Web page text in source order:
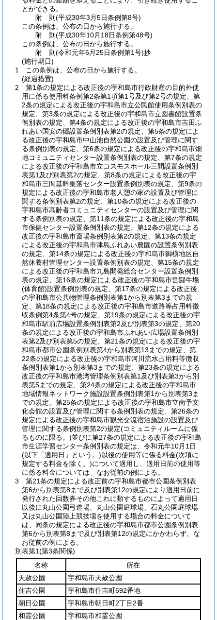
とができる。
附 則(平成30年3月5日条例第8号)
この条例は、公布の日から施行する。
附 則(平成30年10月18日条例第48号)
この条例は、公布の日から施行する。
附 則(令和元年6月25日条例第1号)抄
(施行期日)
1
この条例は、公布の日から施行する。
(経過措置)
2
第1条の規定による改正後の宇和島市行政財産の目的外使
用に係る使用料条例第2条第1項第1号及び第2号の規定、第
2条の規定による改正後の宇和島市立公民館使用条例別表の
規定、第3条の規定による改正後の宇和島市立図書館設置条
例別表の規定、第4条の規定による改正後の宇和島市吉田ふ
れあい国安の郷設置条例別表第2の規定、第5条の規定によ
る改正後の宇和島市中山池自然公園の設置及び管理に関す
る条例別表の規定、第6条の規定による改正後の宇和島市畑
地コミュニティセンター設置条例別表の規定、第7条の規定
による改正後の宇和島市立コスモスホール三間設置条例別
表第1及び別表第2の規定、第8条の規定による改正後の宇
和島市三間基幹集落センター設置条例別表の規定、第9条の
規定による改正後の宇和島市老人憩の家の設置及び管理に
関する条例別表第2の規定、第10条の規定による改正後の
宇和島市高齢者コミュニティセンターの設置及び管理に関
する条例別表の規定、第11条の規定による改正後の宇和島
市保健センター設置条例別表の規定、第12条の規定による
改正後の宇和島市斎場条例別表第2の規定、第13条の規定
による改正後の宇和島市津島ふれあい農園の設置条例別表
の規定、第14条の規定による改正後の宇和島市御槇地区自
然休養村管理センター設置条例別表の規定、第15条の規定
による改正後の宇和島市九島開発総合センター設置条例別
表の規定、第16条の規定による改正後の宇和島市営闘牛場
(体育館)設置条例別表の規定、第17条の規定による改正後
の宇和島市公共物管理条例別表第1から別表第3までの規
定、第18条の規定による改正後の宇和島市道路等占用料徴
収条例第4条第4号の規定、第19条の規定による改正後の宇
和島市駅前広場設置条例別表第2及び別表第3の規定、第20
条の規定による改正後の宇和島市ふれあい広場設置条例別
表第2及び別表第5の規定、第21条の規定による改正後の宇
和島市都市公園条例別表第4から別表第13までの規定、第
22条の規定による改正後の宇和島市河川流水占用料等徴収
条例別表第1から別表第3までの規定、第23条の規定による
改正後の宇和島市港湾管理条例別表第1及び別表第3から別
表第5までの規定、第24条の規定による改正後の宇和島市
地域情報ネットワーク施設設置条例別表第1から別表第3ま
での規定、第25条の規定による改正後の宇和島市立南予文
化会館の設置及び管理に関する条例別表の規定、第26条の
規定による改正後の宇和島市観光交流宿泊施設の設置及び
管理に関する条例別表第2の規定(コミュニティルームに係
るものに限る。)並びに第27条の規定による改正後の宇和島
市生涯学習センター条例別表の規定は、令和元年10月1日
(以下「適用日」という。)以後の使用等に係る料金(次項に
規定する料金を除く。)について適用し、適用日前の使用等
に係る料金については、なお従前の例による。
3
第21条の規定による改正前の宇和島市都市公園条例別表
第6から別表第8まで及び別表第12の規定により適用日前に
発行された回数券その他これに類するものによって適用日
以後に丸山公園弓道場、丸山公園庭球場、石丸公園庭球場
又は丸山公園陸上競技場を使用する場合の料金について
は、同条の規定による改正後の宇和島市都市公園条例別表
第6から別表第8まで及び別表第12の規定にかかわらず、な
お従前の例による。
別表第1(第3条関係)
名称
所在
天赦公園
宇和島市天赦公園
住吉公園
宇和島市住吉町692番地
朝日公園
宇和島市朝日町2丁目2番
和霊公園
宇和島市和霊公園